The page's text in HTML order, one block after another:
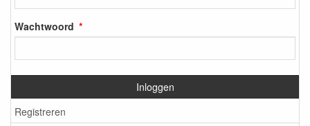
Wachtwoord
Inloggen
Registreren